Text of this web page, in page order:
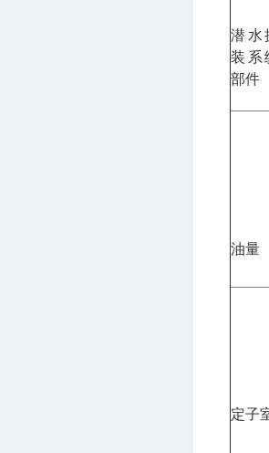
潜水
装系
部件
油量
定子